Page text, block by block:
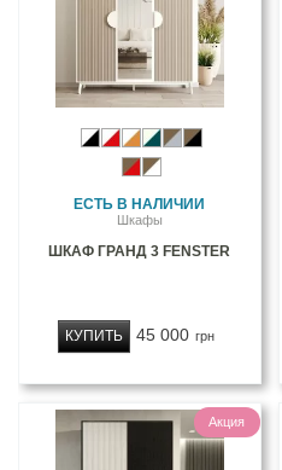
ЕСТЬ В НАЛИЧИИ
Шкафы
ШКАФ ГРАНД 3 FENSTER
45 000 грн
КУПИТЬ
Акция